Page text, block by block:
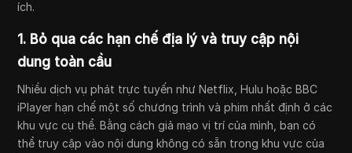
ích.
1. Bỏ qua các hạn chế địa lý và truy cập nội
dung toàn cầu
Nhiều dịch vụ phát trực tuyến như Netflix, Hulu hoặc BBC
iPlayer hạn chế một số chương trình và phim nhất định ở các
khu vực cụ thể. Bằng cách giả mạo vị trí của mình, bạn có
thể truy cập vào nội dung không có sẵn trong khu vực của